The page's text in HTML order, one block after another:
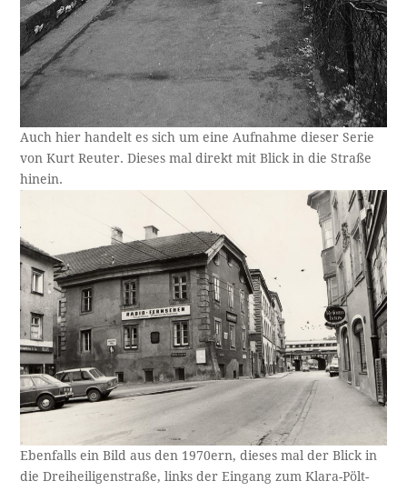
Auch hier handelt es sich um eine Aufnahme dieser Serie
von Kurt Reuter. Dieses mal direkt mit Blick in die Straße
hinein.
Ebenfalls ein Bild aus den 1970ern, dieses mal der Blick in
die Dreiheiligenstraße, links der Eingang zum Klara-Pölt-